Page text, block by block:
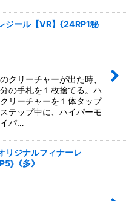
ジール【VR】{24RP1秘
クリーチャーが出た時、
の手札を１枚捨てる。ハ
リーチャーを１体タップ
テップ中に、ハイパーモ
パ…
リジナルフィナーレ
《多》